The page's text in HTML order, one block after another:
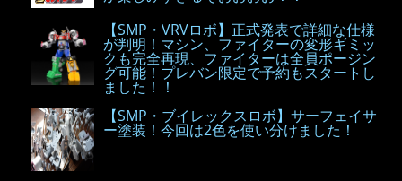
【SMP・VRVロボ】正式発表で詳細な仕様
が判明！マシン、ファイターの変形ギミッ
クも完全再現、ファイターは全員ポージン
グ可能！プレバン限定で予約もスタートし
ました！！
【SMP・ブイレックスロボ】サーフェイサ
ー塗装！今回は2色を使い分けました！